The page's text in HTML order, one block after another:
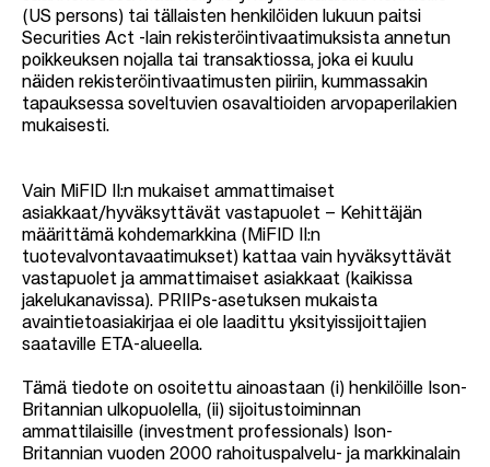
(US persons) tai tällaisten henkilöiden lukuun paitsi
Securities Act -lain rekisteröintivaatimuksista annetun
poikkeuksen nojalla tai transaktiossa, joka ei kuulu
näiden rekisteröintivaatimusten piiriin, kummassakin
tapauksessa soveltuvien osavaltioiden arvopaperilakien
mukaisesti.
Vain MiFID II:n mukaiset ammattimaiset
asiakkaat/hyväksyttävät vastapuolet – Kehittäjän
määrittämä kohdemarkkina (MiFID II:n
tuotevalvontavaatimukset) kattaa vain hyväksyttävät
vastapuolet ja ammattimaiset asiakkaat (kaikissa
jakelukanavissa). PRIIPs-asetuksen mukaista
avaintietoasiakirjaa ei ole laadittu yksityissijoittajien
saataville ETA-alueella.
Tämä tiedote on osoitettu ainoastaan (i) henkilöille Ison-
Britannian ulkopuolella, (ii) sijoitustoiminnan
ammattilaisille (investment professionals) Ison-
Britannian vuoden 2000 rahoituspalvelu- ja markkinalain